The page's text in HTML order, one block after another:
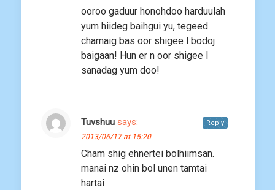
ooroo gaduur honohdoo harduulah
yum hiideg baihgui yu, tegeed
chamaig bas oor shigee l bodoj
baigaan! Hun er n oor shigee l
sanadag yum doo!
Tuvshuu says:
2013/06/17 at 15:20
Cham shig ehnertei bolhiimsan.
manai nz ohin bol unen tamtai
hartai
Reply